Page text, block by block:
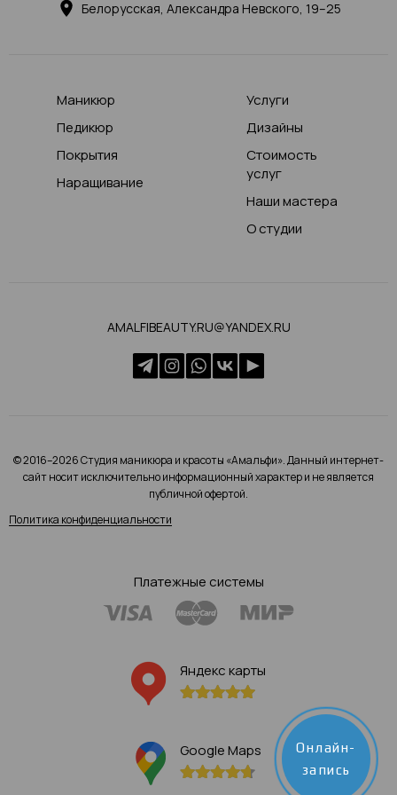
Белорусская, Александра Невского, 19–25
Маникюр
Педикюр
Покрытия
Наращивание
Услуги
Дизайны
Стоимость
услуг
Наши мастера
О студии
AMALFIBEAUTY.RU@YANDEX.RU
© 2016–2026 Студия маникюра и красоты «Амальфи». Данный интернет-
сайт носит исключительно информационный характер и не является
публичной офертой.
Политика конфиденциальности
Платежные системы
Яндекс карты
Google Maps
Онлайн-
запись